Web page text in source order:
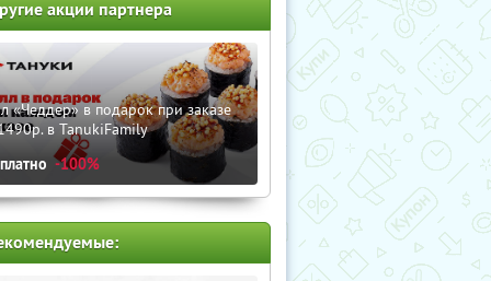
акции партнера
«Чеддер» в подарок при заказе
в TanukiFamily
-100%